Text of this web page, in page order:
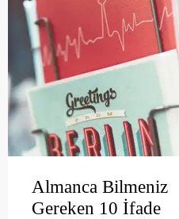
Almanca Bilmeniz
Gereken 10 İfade